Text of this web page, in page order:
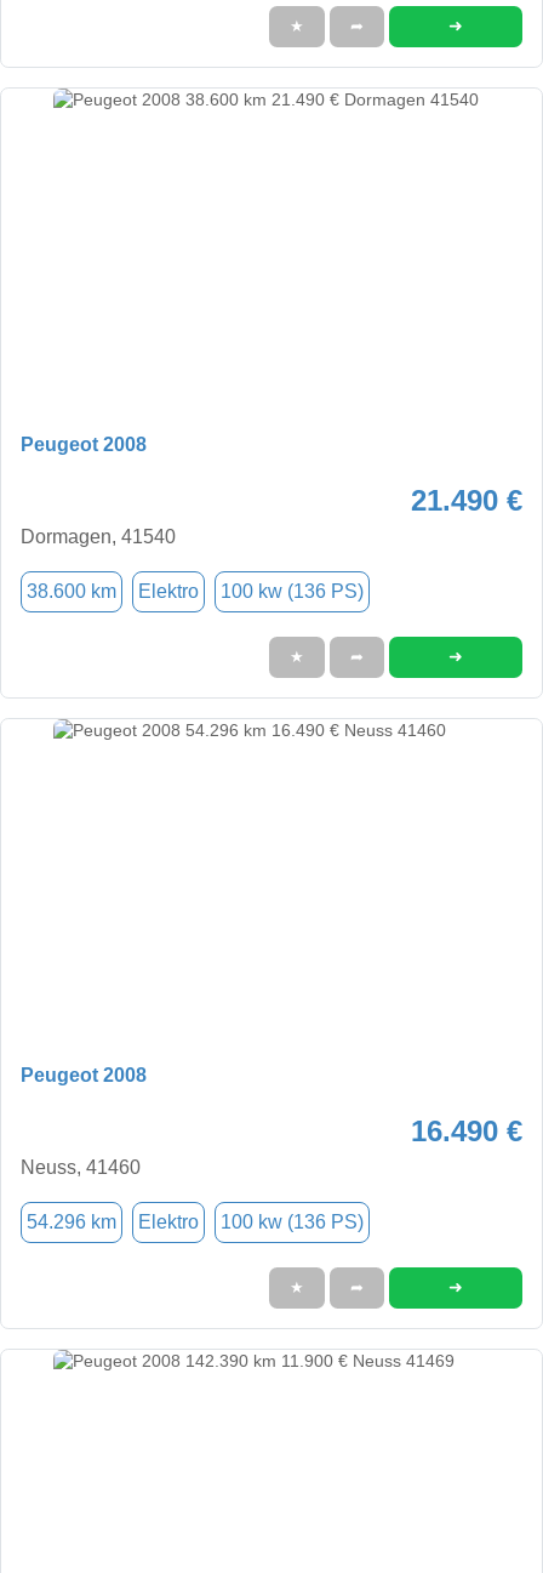
★ ➦ ➜
Peugeot 2008
21.490 €
Dormagen, 41540
38.600 km Elektro 100 kw (136 PS)
★ ➦ ➜
Peugeot 2008
16.490 €
Neuss, 41460
54.296 km Elektro 100 kw (136 PS)
★ ➦ ➜